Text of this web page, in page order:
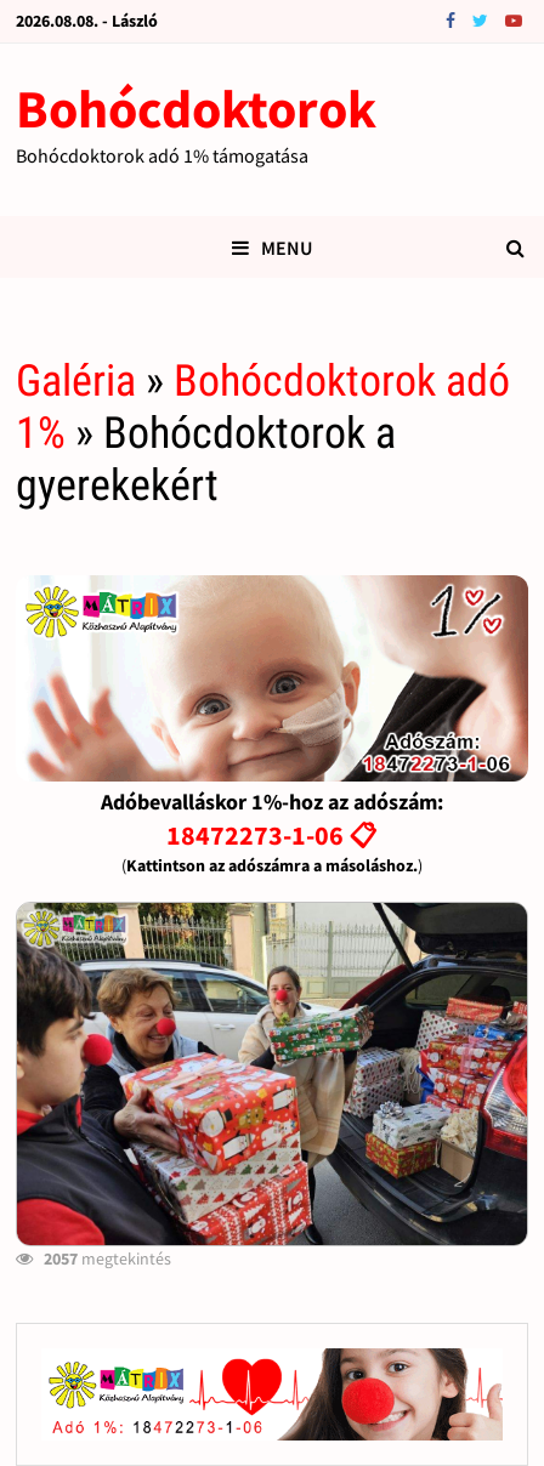
2026.08.08. - László
Bohócdoktorok
Bohócdoktorok adó 1% támogatása
MENU
Galéria » Bohócdoktorok adó
1% » Bohócdoktorok a
gyerekekért
Adóbevalláskor 1%-hoz az adószám:
18472273-1-06 📋
(Kattintson az adószámra a másoláshoz.)
2057megtekintés